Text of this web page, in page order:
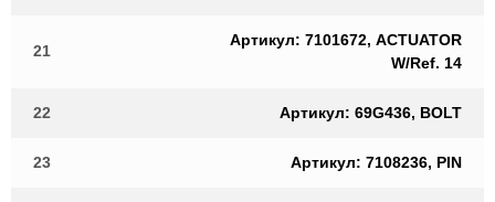
21
Артикул: 7101672, ACTUATOR
W/Ref. 14
22 Артикул: 69G436, BOLT
23 Артикул: 7108236, PIN